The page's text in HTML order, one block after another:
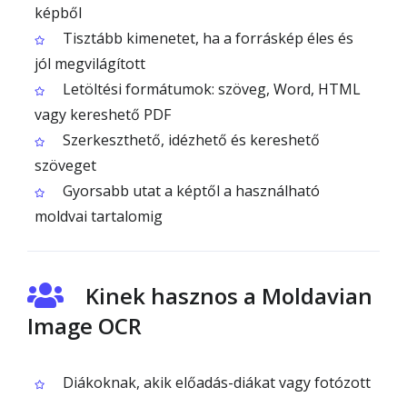
képből
Tisztább kimenetet, ha a forráskép éles és
jól megvilágított
Letöltési formátumok: szöveg, Word, HTML
vagy kereshető PDF
Szerkeszthető, idézhető és kereshető
szöveget
Gyorsabb utat a képtől a használható
moldvai tartalomig
Kinek hasznos a Moldavian
Image OCR
Diákoknak, akik előadás-diákat vagy fotózott